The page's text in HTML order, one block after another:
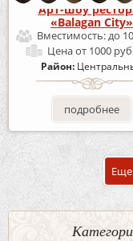
Арт-шоу
«Balagan City»
Вместимость:до
Ценаот 1000
Район:
подробнее
Еще